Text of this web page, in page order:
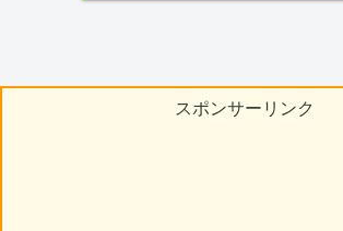
スポンサーリンク